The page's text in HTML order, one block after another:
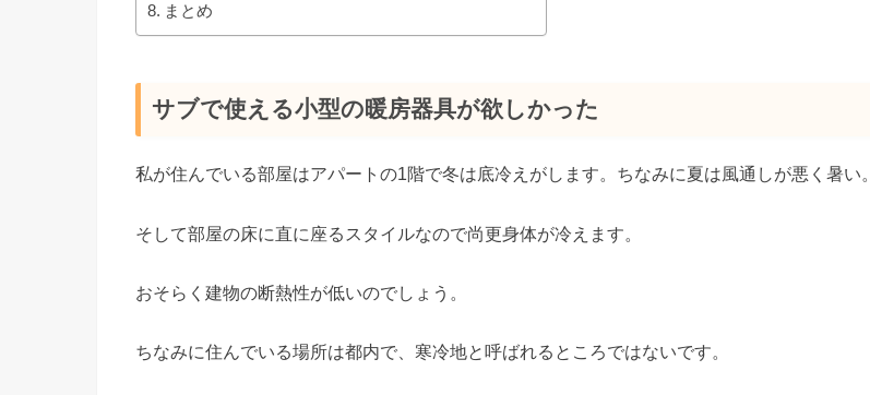
まとめ
サブで使える小型の暖房器具が欲しかった
私が住んでいる部屋はアパートの1階で冬は底冷えがします。ちなみに夏は風通しが悪く暑い。
そして部屋の床に直に座るスタイルなので尚更身体が冷えます。
おそらく建物の断熱性が低いのでしょう。
ちなみに住んでいる場所は都内で、寒冷地と呼ばれるところではないです。